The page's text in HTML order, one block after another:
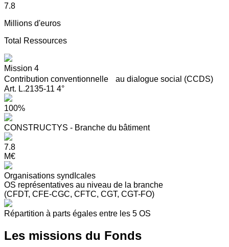
7.8
Millions d'euros
Total Ressources
Mission 4
Contribution conventionnelle au dialogue social (CCDS)
Art. L.2135-11 4°
100%
CONSTRUCTYS - Branche du bâtiment
7.8
M€
Organisations syndIcales
OS représentatives au niveau de la branche
(CFDT, CFE-CGC, CFTC, CGT, CGT-FO)
Répartition à parts égales entre les 5 OS
Les missions du Fonds